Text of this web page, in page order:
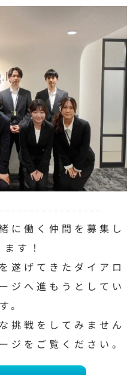
に働く仲間を募集し
す！
遂げてきたダイアロ
ジへ進もうとしてい
。
挑戦をしてみません
ジをご覧ください。